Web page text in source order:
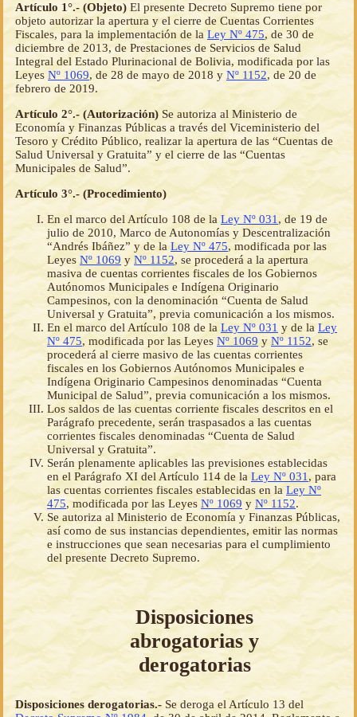
Artículo 1°.- (Objeto) El presente Decreto Supremo tiene por
objeto autorizar la apertura y el cierre de Cuentas Corrientes
Fiscales, para la implementación de laLey Nº 475, de 30 de
diciembre de 2013, de Prestaciones de Servicios de Salud
Integral del Estado Plurinacional de Bolivia, modificada por las
Leyes Nº 1069, de 28 de mayo de 2018 y Nº 1152, de 20 de
febrero de 2019.
Artículo 2°.- (Autorización) Se autoriza al Ministerio de
Economía y Finanzas Públicas a través del Viceministerio del
Tesoro y Crédito Público, realizar la apertura de las “Cuentas de
Salud Universal y Gratuita” y el cierre de las “Cuentas
Municipales de Salud”.
Artículo 3°.- (Procedimiento)
En el marco del Artículo 108 de laLey Nº 031 , de 19 de
julio de 2010, Marco de Autonomías y Descentralización
“Andrés Ibáñez” y de la Ley Nº 475, modificada por las
Leyes Nº 1069 y Nº 1152, se procederá a la apertura
masiva de cuentas corrientes fiscales de los Gobiernos
Autónomos Municipales e Indígena Originario
Campesinos, con la denominación “Cuenta de Salud
Universal y Gratuita”, previa comunicación a los mismos.
En el marco del Artículo 108 de la Ley Nº 031 y de la Ley
Nº 475, modificada por las Leyes Nº 1069yNº 1152, se
procederá al cierre masivo de las cuentas corrientes
fiscales en los Gobiernos Autónomos Municipales e
Indígena Originario Campesinos denominadas “Cuenta
Municipal de Salud”, previa comunicación a los mismos.
Los saldos de las cuentas corriente fiscales descritos en el
Parágrafo precedente, serán traspasados a las cuentas
corrientes fiscales denominadas “Cuenta de Salud
Universal y Gratuita”.
Serán plenamente aplicables las previsiones establecidas
en el Parágrafo XI del Artículo 114 de la Ley Nº 031 , para
las cuentas corrientes fiscales establecidas en la Ley Nº
475, modificada por las Leyes Nº 1069 y Nº 1152.
Se autoriza al Ministerio de Economía y Finanzas Públicas,
así como de sus instancias dependientes, emitir las normas
e instrucciones que sean necesarias para el cumplimiento
del presente Decreto Supremo.
Disposiciones
abrogatorias y
derogatorias
Disposiciones derogatorias.- Se deroga el Artículo 13 del